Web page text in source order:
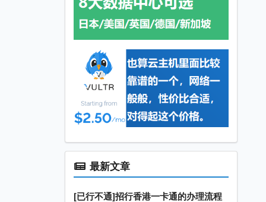
最新文章
[已行不通]招行香港一卡通的办理流程